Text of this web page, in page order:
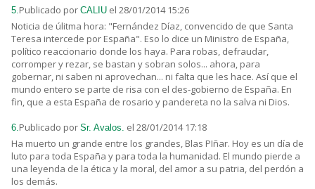
5.Publicado por CALIU el 28/01/2014 15:26
Noticia de úlitma hora: "Fernández Díaz, convencido de que Santa
Teresa intercede por España". Eso lo dice un Ministro de España,
político reaccionario donde los haya. Para robas, defraudar,
corromper y rezar, se bastan y sobran solos... ahora, para
gobernar, ni saben ni aprovechan... ni falta que les hace. Así que el
mundo entero se parte de risa con el des-gobierno de España. En
fin, que a esta España de rosario y pandereta no la salva ni Dios.
6.Publicado por Sr. Avalos. el 28/01/2014 17:18
Ha muerto un grande entre los grandes, Blas PIñar. Hoy es un día de
luto para toda España y para toda la humanidad. El mundo pierde a
una leyenda de la ética y la moral, del amor a su patria, del perdón a
los demás.